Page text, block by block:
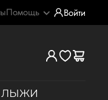
Помощь Войти
ЛЫЖИ